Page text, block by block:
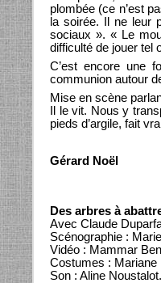
plombée (ce n’est
la soirée. Il ne leur
sociaux ». « Le
difficulté de jouer tel
C’est encore une
communion autour
Mise en scène
Il le vit. Nous y
pieds d’argile, fait
Gérard Noël
Des arbres à
Avec Claude
Scénographie :
Vidéo : Mammar
Costumes : Mariane
Son : Aline Noustalot.